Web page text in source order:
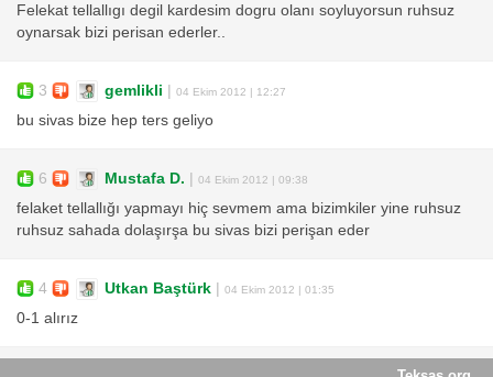
Felekat tellallıgı degil kardesim dogru olanı soyluyorsun ruhsuz
oynarsak bizi perisan ederler..
3 gemlikli | 04 Ekim 2012 | 12:27
bu sivas bize hep ters geliyo
6 Mustafa D. | 04 Ekim 2012 | 09:38
felaket tellallığı yapmayı hiç sevmem ama bizimkiler yine ruhsuz
ruhsuz sahada dolaşırşa bu sivas bizi perişan eder
4 Utkan Baştürk | 04 Ekim 2012 | 01:35
0-1 alırız